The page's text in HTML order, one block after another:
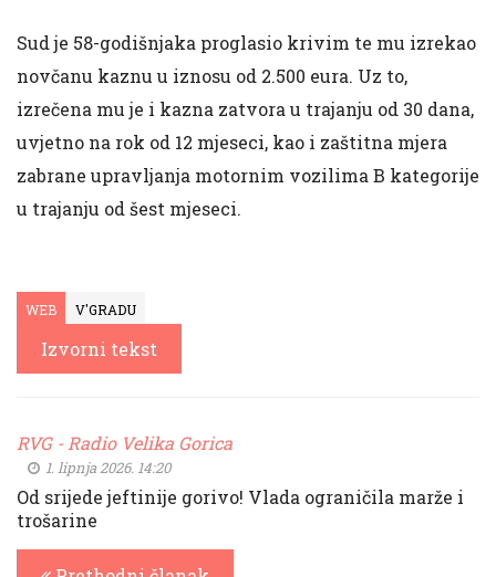
Sud je 58-godišnjaka proglasio krivim te mu izrekao
novčanu kaznu u iznosu od 2.500 eura. Uz to,
izrečena mu je i kazna zatvora u trajanju od 30 dana,
uvjetno na rok od 12 mjeseci, kao i zaštitna mjera
zabrane upravljanja motornim vozilima B kategorije
u trajanju od šest mjeseci.
WEB V'GRADU
Izvorni tekst
RVG - Radio Velika Gorica
1. lipnja 2026. 14:20
Od srijede jeftinije gorivo! Vlada ograničila marže i
trošarine